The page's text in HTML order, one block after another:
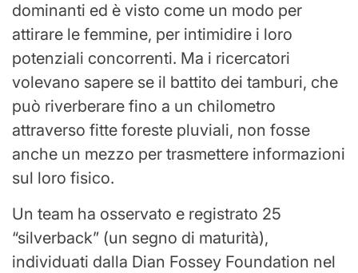
dominanti ed è visto come un modo per
attirare le femmine, per intimidire i loro
potenziali concorrenti. Ma i ricercatori
volevano sapere se il battito dei tamburi, che
può riverberare fino a un chilometro
attraverso fitte foreste pluviali, non fosse
anche un mezzo per trasmettere informazioni
sul loro fisico.
Un team ha osservato e registrato 25
“silverback” (un segno di maturità),
individuati dalla Dian Fossey Foundation nel